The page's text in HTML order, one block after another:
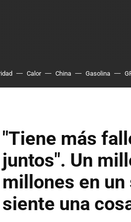
Calor China Gasolina
"Tiene más
juntos". Un
millones en
siente una